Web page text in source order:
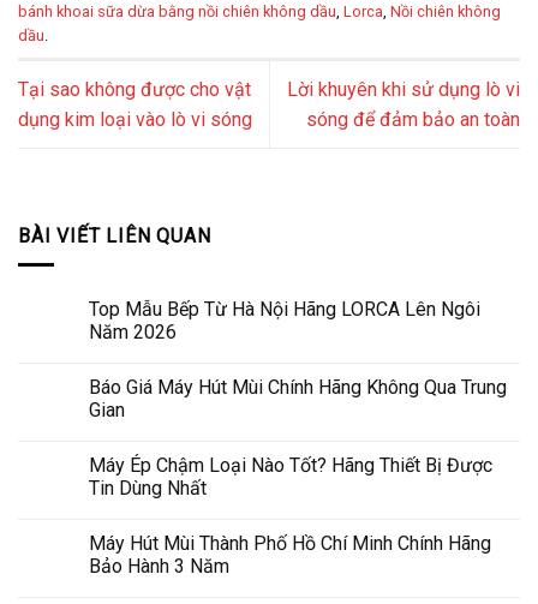
bánh khoai sữa dừa bằng nồi chiên không dầu Lorca Nồi chiên không
dầu
Tại sao không được cho vật
dụng kim loại vào lò vi sóng
Lời khuyên khi sử dụng lò vi
sóng để đảm bảo an toàn
BÀI VIẾT LIÊN QUAN
Top Mẫu Bếp Từ Hà Nội Hãng LORCA Lên Ngôi
Năm 2026
Báo Giá Máy Hút Mùi Chính Hãng Không Qua Trung
Gian
Máy Ép Chậm Loại Nào Tốt? Hãng Thiết Bị Được
Tin Dùng Nhất
Máy Hút Mùi Thành Phố Hồ Chí Minh Chính Hãng
Bảo Hành 3 Năm